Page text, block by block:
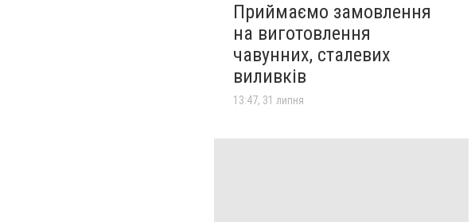
Приймаємо замовлення
на виготовлення
чавунних, сталевих
виливків
13:47, 31 липня